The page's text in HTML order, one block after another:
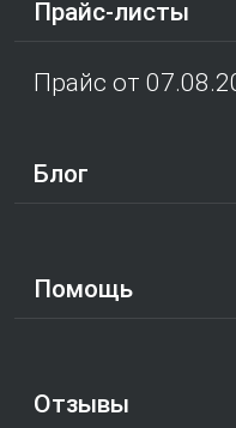
Прайс-листы
Прайс от
Блог
Помощь
Отзывы